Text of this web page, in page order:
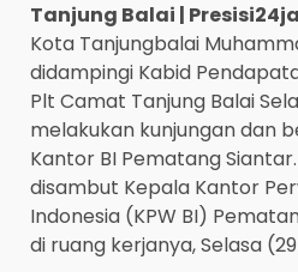
Tanjung Balai |
Kota Tanjungbalai
didampingi Kabid
Plt Camat Tanjung Balai
melakukan kunjungan dan
Kantor BI Pematang
disambut Kepala Kantor
Indonesia (KPW BI)
di ruang kerjanya, Selasa